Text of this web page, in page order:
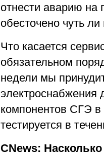
отнести аварию на
обесточено чуть
Что касается
обязательном
недели мы
электроснабжения
компонентов СГЭ
тестируется в
CNews: